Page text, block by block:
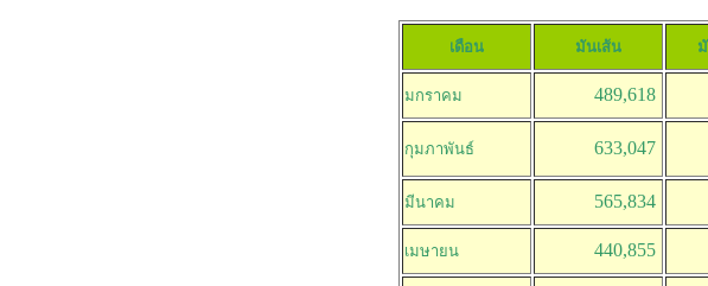
เดือน มันเส้น
มกราคม 489,618
กุมภาพันธ์ 633,047
มีนาคม 565,834
เมษายน 440,855